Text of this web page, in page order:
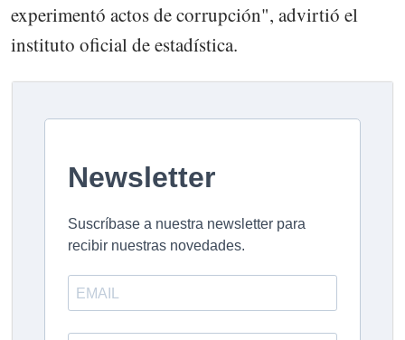
experimentó actos de corrupción", advirtió el
instituto oficial de estadística.